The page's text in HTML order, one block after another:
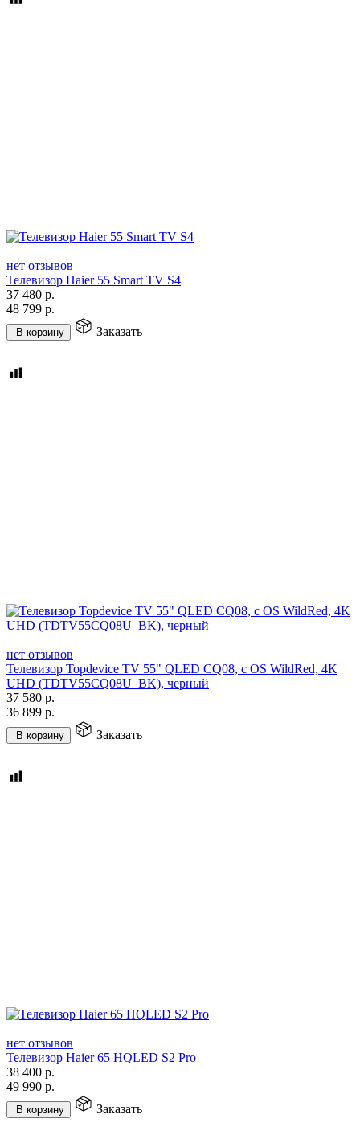
нет отзывов
Телевизор Haier 55 Smart TV S4
37 480 р.
48 799 р.
В корзину Заказать
нет отзывов
Телевизор Topdevice TV 55" QLED CQ08, c OS WildRed, 4K
UHD (TDTV55CQ08U_BK), черный
37 580 р.
36 899 р.
В корзину Заказать
нет отзывов
Телевизор Haier 65 HQLED S2 Pro
38 400 р.
49 990 р.
В корзину Заказать